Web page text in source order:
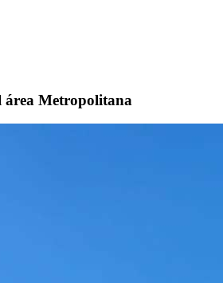
área Metropolitana